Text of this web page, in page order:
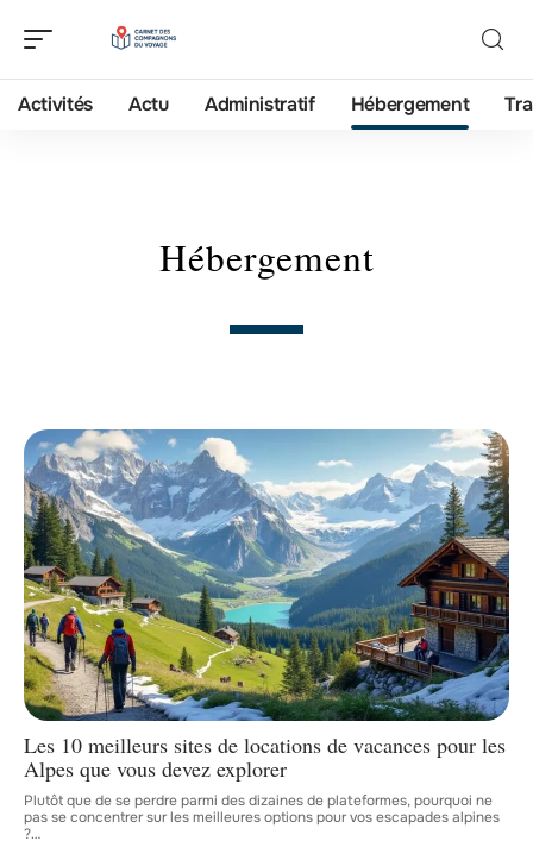
Activités Actu Administratif Hébergement
Hébergement
Les 10 meilleurs sites de locations de vacances pour les
Alpes que vous devez explorer
Plutôt que de se perdre parmi des dizaines de plateformes, pourquoi ne
pas se concentrer sur les meilleures options pour vos escapades alpines
?…